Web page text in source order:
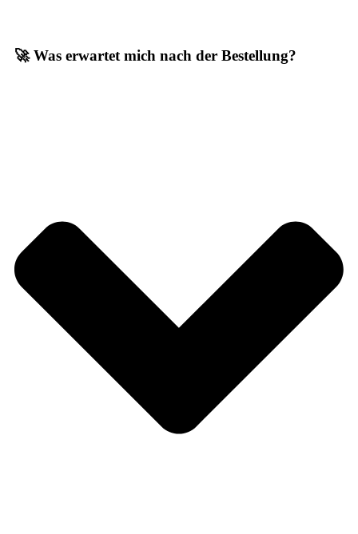
🚀 Was erwartet mich nach der Bestellung?